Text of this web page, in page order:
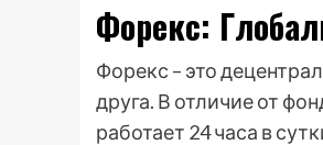
Форекс:
Форекс – это
друга. В отличие от
работает 24 часа в